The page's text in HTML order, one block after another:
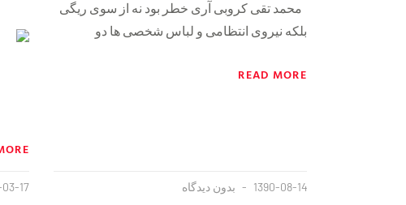
محمد تقی کروبی آری خطر بود نه از سوی ریگی
بلکه نیروی انتظامی و لباس شخصی ها دو
READ MORE
1390-08-14 بدون دیدگاه 03-17